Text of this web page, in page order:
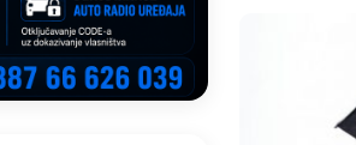
BOSNA I HERCEGOVINA
] Budimiru je jako žao!
Dodik i Vučić nisu u sukobu, pogotovo nisu